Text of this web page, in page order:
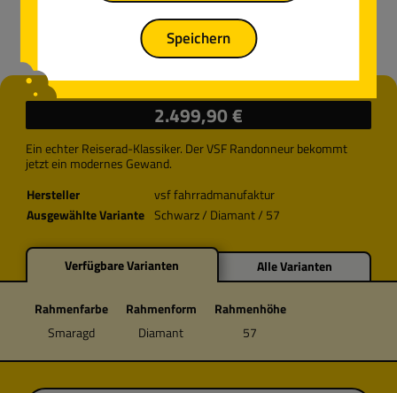
2.499,90 €
Ein echter Reiserad-Klassiker. Der VSF Randonneur bekommt
jetzt ein modernes Gewand.
Hersteller
vsf fahrradmanufaktur
Ausgewählte Variante Schwarz / Diamant / 57
Verfügbare Varianten Alle Varianten
Rahmenfarbe Rahmenform
Rahmenhöhe
Smaragd
Diamant 57
Speichern